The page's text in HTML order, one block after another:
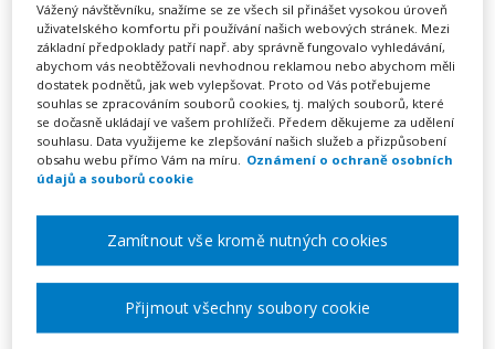
Revidovaný RVP ZV a jak
inovovat školní vzdělávací
program – kurz na klíč
PořádáINFRA, s.r.o.
TERMÍN
Vážený návštěvníku, snažíme se ze všech sil přinášet vysokou úroveň
uživatelského komfortu při používání našich webových stránek. Mezi
základní předpoklady patří např. aby správně fungovalo vyhledávání,
abychom vás neobtěžovali nevhodnou reklamou nebo abychom měli
dostatek podnětů, jak web vylepšovat. Proto od Vás potřebujeme
souhlas se zpracováním souborů cookies, tj. malých souborů, které
se dočasně ukládají ve vašem prohlížeči. Předem děkujeme za udělení
souhlasu. Data využijeme ke zlepšování našich služeb a přizpůsobení
obsahu webu přímo Vám na míru. Oznámení o ochraně osobních
údajů a souborů cookie
Zamítnout vše kromě nutných cookies
Přijmout všechny soubory cookie